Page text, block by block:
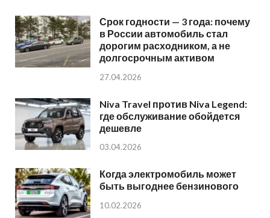
Срок годности — 3 года: почему
в России автомобиль стал
дорогим расходником, а не
долгосрочным активом
27.04.2026
Niva Travel против Niva Legend:
где обслуживание обойдется
дешевле
03.04.2026
Когда электромобиль может
быть выгоднее бензинового
10.02.2026